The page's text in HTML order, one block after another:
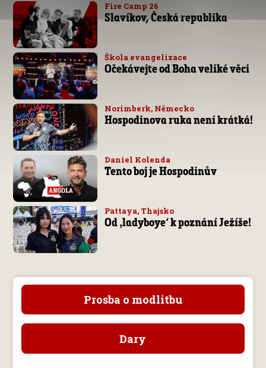
Fire Camp 26
Slavíkov, Česká republika
Škola evangelizace
Očekávejte od Boha veliké věci
Norimberk, Německo
Hospodinova ruka není krátká!
Daniel Kolenda
Tento boj je Hospodinův
Pattaya, Thajsko
Od ‚ladyboye‘ k poznání Ježíše!
Prosba o modlitbu
Dary